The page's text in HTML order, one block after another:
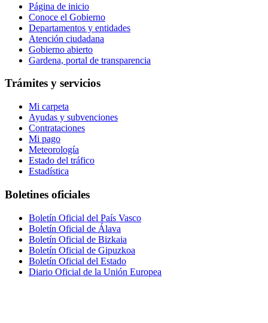
Página de inicio
Conoce el Gobierno
Departamentos y entidades
Atención ciudadana
Gobierno abierto
Gardena, portal de transparencia
Trámites y servicios
Mi carpeta
Ayudas y subvenciones
Contrataciones
Mi pago
Meteorología
Estado del tráfico
Estadística
Boletines oficiales
Boletín Oficial del País Vasco
Boletín Oficial de Álava
Boletín Oficial de Bizkaia
Boletín Oficial de Gipuzkoa
Boletín Oficial del Estado
Diario Oficial de la Unión Europea